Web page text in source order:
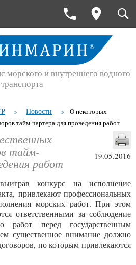
и внутреннего водного
транспорта
» Новости »
О некоторых
тайм-чартера для проведения работ
19.05.2016
тайм-
работ
конкурс на исполнение
привлекают профессиональных
морских работ. При этом
ответственными за соблюдение
работ перед государственным
существенное внимание должно
по которым привлекаются